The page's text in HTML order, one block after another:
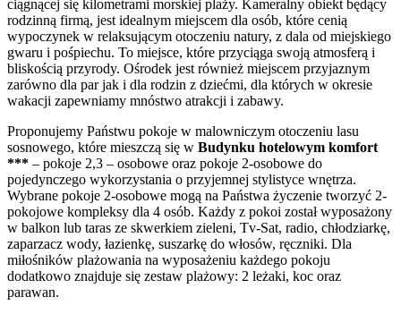
ciągnącej się kilometrami morskiej plaży. Kameralny obiekt będący
rodzinną firmą, jest idealnym miejscem dla osób, które cenią
wypoczynek w relaksującym otoczeniu natury, z dala od miejskiego
gwaru i pośpiechu. To miejsce, które przyciąga swoją atmosferą i
bliskością przyrody. Ośrodek jest również miejscem przyjaznym
zarówno dla par jak i dla rodzin z dziećmi, dla których w okresie
wakacji zapewniamy mnóstwo atrakcji i zabawy.
Proponujemy Państwu pokoje w malowniczym otoczeniu lasu
sosnowego, które mieszczą się w Budynku hotelowym komfort
*** – pokoje 2,3 – osobowe oraz pokoje 2-osobowe do
pojedynczego wykorzystania o przyjemnej stylistyce wnętrza.
Wybrane pokoje 2-osobowe mogą na Państwa życzenie tworzyć 2-
pokojowe kompleksy dla 4 osób. Każdy z pokoi został wyposażony
w balkon lub taras ze skwerkiem zieleni, Tv-Sat, radio, chłodziarkę,
zaparzacz wody, łazienkę, suszarkę do włosów, ręczniki. Dla
miłośników plażowania na wyposażeniu każdego pokoju
dodatkowo znajduje się zestaw plażowy: 2 leżaki, koc oraz
parawan.